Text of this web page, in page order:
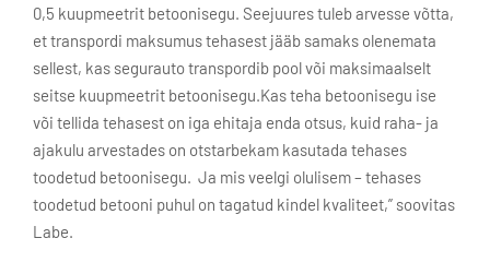
0,5 kuupmeetrit betoonisegu. Seejuures tuleb arvesse võtta,
et transpordi maksumus tehasest jääb samaks olenemata
sellest, kas segurauto transpordib pool või maksimaalselt
seitse kuupmeetrit betoonisegu.Kas teha betoonisegu ise
või tellida tehasest on iga ehitaja enda otsus, kuid raha- ja
ajakulu arvestades on otstarbekam kasutada tehases
toodetud betoonisegu. Ja mis veelgi olulisem – tehases
toodetud betooni puhul on tagatud kindel kvaliteet,” soovitas
Labe.